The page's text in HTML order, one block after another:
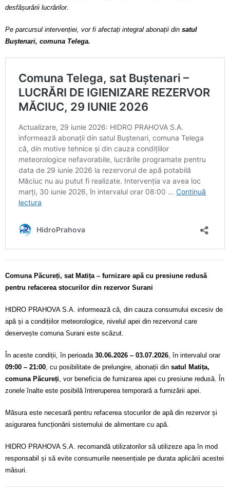
desfășurării lucrărilor.
Pe parcursul intervenției, vor fi afectați integral abonații din satul
Buștenari, comuna Telega.
Comuna Păcureți, sat Matița – furnizare apă cu presiune redusă
pentru refacerea stocurilor din rezervor Surani
HIDRO PRAHOVA S.A. informează că, din cauza consumului excesiv de
apă și a condițiilor meteorologice, nivelul apei din rezervorul care
deservește comuna Surani este scăzut.
În aceste condiții, în perioada 30.06.2026 – 03.07.2026, în intervalul orar
09:00 – 21:00, cu posibilitate de prelungire, abonații din satul Matița,
comuna Păcureți, vor beneficia de furnizarea apei cu presiune redusă. În
zonele înalte este posibilă întreruperea temporară a furnizării apei.
Măsura este necesară pentru refacerea stocurilor de apă din rezervor și
asigurarea funcționării sistemului de alimentare cu apă.
HIDRO PRAHOVA S.A. recomandă utilizatorilor să utilizeze apa în mod
responsabil și să evite consumurile neesențiale pe durata aplicării acestei
măsuri.